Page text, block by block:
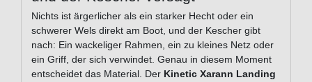
Nichts ist ärgerlicher als ein starker Hecht oder ein
schwerer Wels direkt am Boot, und der Kescher gibt
nach: Ein wackeliger Rahmen, ein zu kleines Netz oder
ein Griff, der sich verwindet. Genau in diesem Moment
entscheidet das Material. Der Kinetic Xarann Landing